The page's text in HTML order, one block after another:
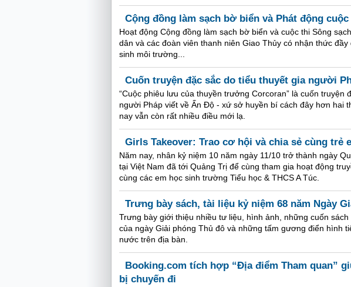
Cộng đồng làm sạch bờ biển và Phát động
Hoạt động Cộng đồng làm sạch bờ biển và cuộc thi Sông
dân và các đoàn viên thanh niên Giao Thủy có nhận thức
sinh môi trường...
Cuốn truyện đặc sắc do tiểu thuyết gia người
“Cuộc phiêu lưu của thuyền trưởng Corcoran” là cuốn truyện
người Pháp viết về Ấn Độ - xứ sở huyền bí cách đây hơn hai
nay vẫn còn rất nhiều điều mới lạ.
Girls Takeover: Trao cơ hội và chia sẻ cùng trẻ
Năm nay, nhân kỷ niệm 10 năm ngày 11/10 trở thành ngày
tại Việt Nam đã tới Quảng Trị để cùng tham gia hoạt động
cùng các em học sinh trường Tiểu học & THCS A Túc.
Trưng bày sách, tài liệu kỷ niệm 68 năm Ngày
Trưng bày giới thiệu nhiều tư liệu, hình ảnh, những cuốn
của ngày Giải phóng Thủ đô và những tấm gương điển hình
nước trên địa bàn.
Booking.com tích hợp “Địa điểm Tham quan”
bị chuyến đi